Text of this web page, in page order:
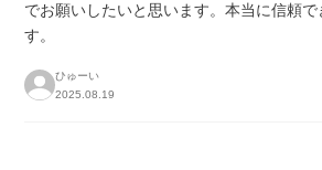
でお願いしたいと思います。本当に信頼
す。
ひゅーい
2025.08.19